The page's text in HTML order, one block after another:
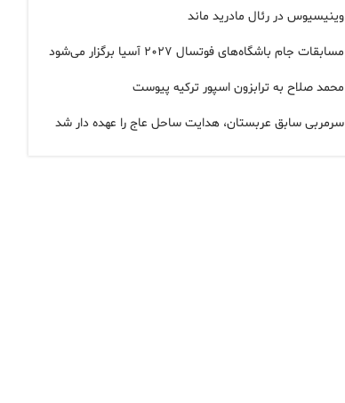
وینیسیوس در رئال مادرید ماند
مسابقات جام باشگاه‌های فوتسال ۲۰۲۷ آسیا برگزار می‌شود
محمد صلاح به ترابزون اسپور ترکیه پیوست
سرمربی سابق عربستان، هدایت ساحل عاج را عهده دار شد